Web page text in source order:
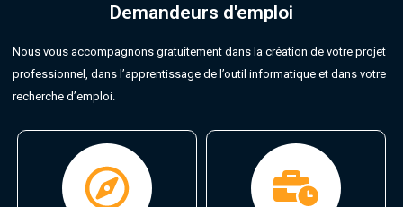
Demandeurs d'emploi
Nous vous accompagnons gratuitement dans la création de votre projet
professionnel, dans l’apprentissage de l’outil informatique et dans votre
recherche d’emploi.